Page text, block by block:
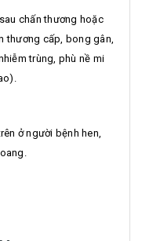
chấn thương hoặc
thương cấp, bong gân,
trùng, phù nề mi
ở người bệnh hen,